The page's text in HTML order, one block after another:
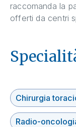
raccomanda la
offerti da centri
Chirurgia
Radio-